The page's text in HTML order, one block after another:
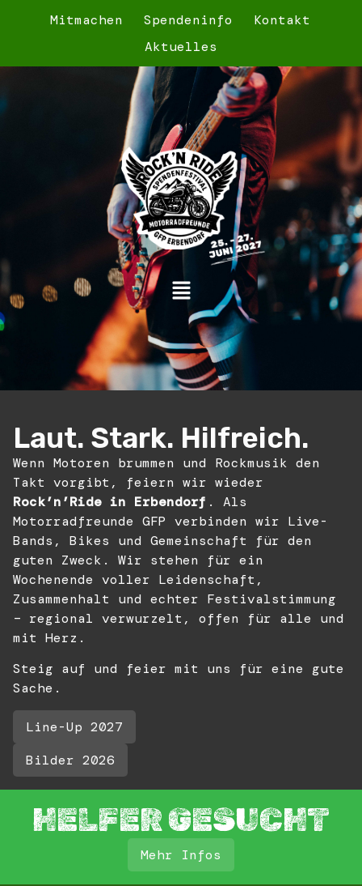
Mitmachen Spendeninfo
Kontakt
Aktuelles
Laut. Stark. Hilfreich.
Wenn Motoren brummen und Rockmusik den
Takt vorgibt, feiern wir wieder
Rock’n’Ride in Erbendorf . Als
Motorradfreunde GFP verbinden wir Live-
Bands, Bikes und Gemeinschaft für den
guten Zweck. Wir stehen für ein
Wochenende voller Leidenschaft,
Zusammenhalt und echter Festivalstimmung
– regional verwurzelt, offen für alle und
mit Herz.
Steig auf und feier mit uns für eine gute
Sache.
Line-Up 2027
Bilder 2026
HELFER GESUCHT
Mehr Infos